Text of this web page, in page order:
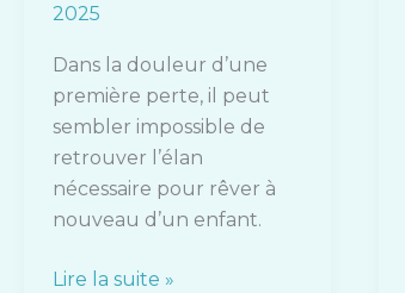
2025
Dans la douleur d’une
première perte, il peut
sembler impossible de
retrouver l’élan
nécessaire pour rêver à
nouveau d’un enfant.
Lire la suite »